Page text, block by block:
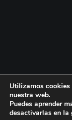
2026 © Marisa
privacidadǀ
Utilizamos
nuestra web.
Puedes aprender
desactivarlas en la